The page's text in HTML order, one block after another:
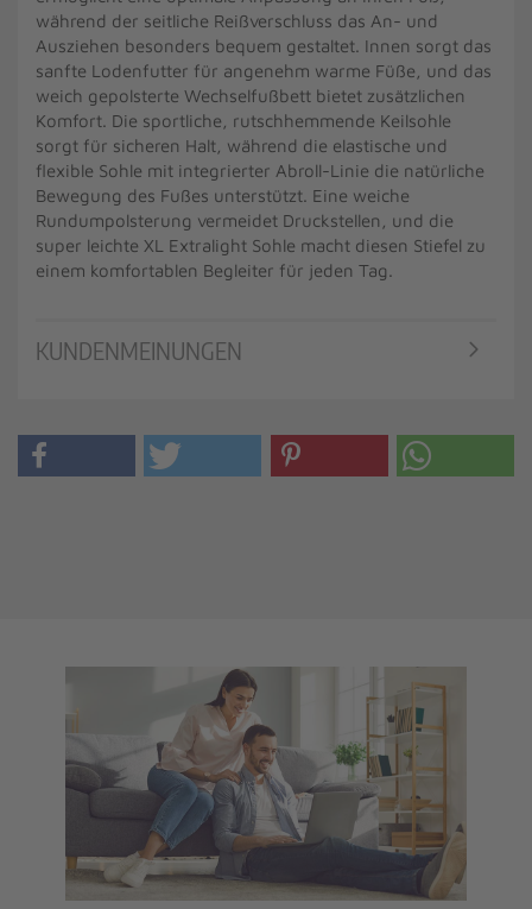
während der seitliche Reißverschluss das An- und
Ausziehen besonders bequem gestaltet. Innen sorgt das
sanfte Lodenfutter für angenehm warme Füße, und das
weich gepolsterte Wechselfußbett bietet zusätzlichen
Komfort. Die sportliche, rutschhemmende Keilsohle
sorgt für sicheren Halt, während die elastische und
flexible Sohle mit integrierter Abroll-Linie die natürliche
Bewegung des Fußes unterstützt. Eine weiche
Rundumpolsterung vermeidet Druckstellen, und die
super leichte XL Extralight Sohle macht diesen Stiefel zu
einem komfortablen Begleiter für jeden Tag.
KUNDENMEINUNGEN